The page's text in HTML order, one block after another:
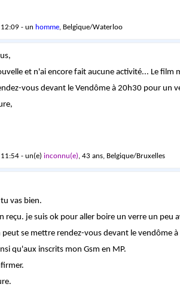
- un homme, Belgique/Waterloo
et n'ai encore fait aucune activité... Le film
vous devant le Vendôme à 20h30 pour un
- un(e) inconnu(e), 43 ans, Belgique/Bruxelles
vas bien.
reçu. je suis ok pour aller boire un verre un peu
peut se mettre rendez-vous devant le vendôme
qu'aux inscrits mon Gsm en MP.